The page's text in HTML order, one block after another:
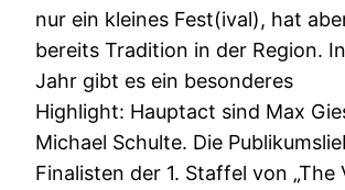
nur ein kleines Fest(ival), hat
bereits Tradition in der Region.
Jahr gibt es ein besonderes
Highlight: Hauptact sind Max
Michael Schulte. Die
Finalisten der 1. Staffel von „The